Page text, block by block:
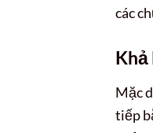
các
Khả
Mặc
tiếp